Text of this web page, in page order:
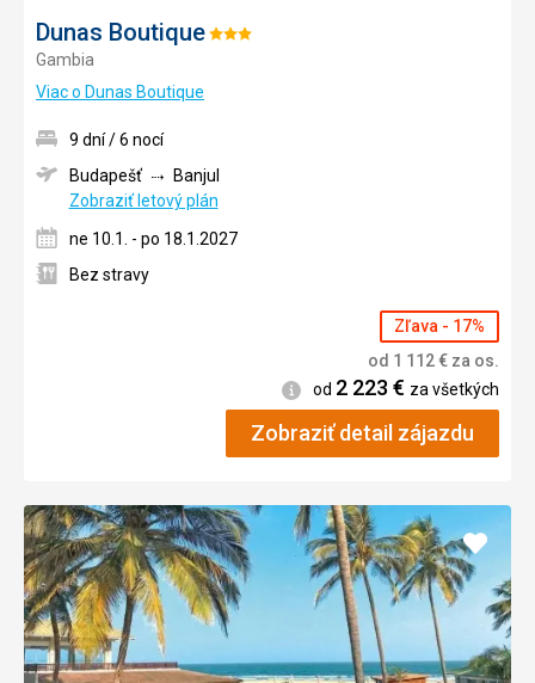
Dunas BoutiqueHodnotenie:
Gambia
Viac o Dunas Boutique
9 dní / 6 nocí
Budapešť
Banjul
Zobraziť letový plán
ne 10.1. - po 18.1.2027
Bez stravy
Zľava - 17%
od 1 112€ za os.
Informácie
od 2 223 € za všetkých
Zobraziť detail zájazdu
Pridať